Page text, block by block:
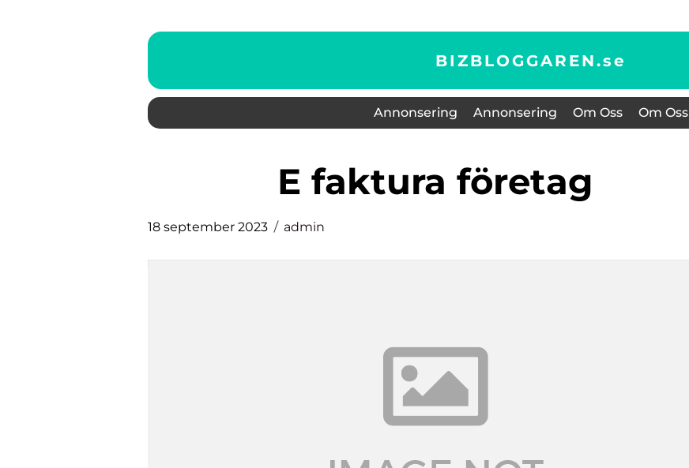
BIZBLOGGAREN.se
Annonsering Annonsering Om Oss Om Oss
e faktura företag
18 september 2023 admin